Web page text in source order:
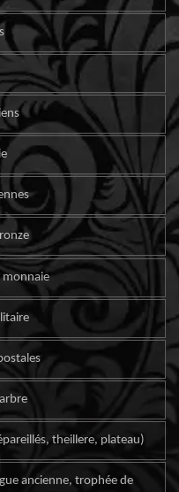
monnaie
theillere, plateau)
ancienne, trophée de